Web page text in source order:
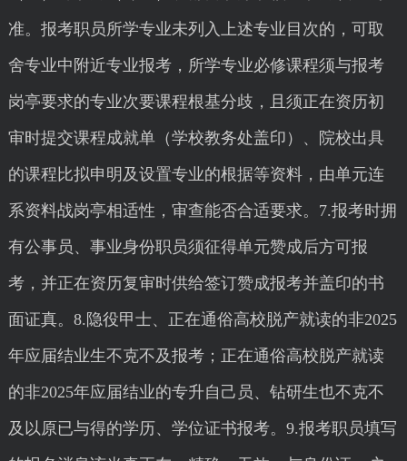
准。报考职员所学专业未列入上述专业目次的，可取
舍专业中附近专业报考，所学专业必修课程须与报考
岗亭要求的专业次要课程根基分歧，且须正在资历初
审时提交课程成就单（学校教务处盖印）、院校出具
的课程比拟申明及设置专业的根据等资料，由单元连
系资料战岗亭相适性，审查能否合适要求。7.报考时拥
有公事员、事业身份职员须征得单元赞成后方可报
考，并正在资历复审时供给签订赞成报考并盖印的书
面证真。8.隐役甲士、正在通俗高校脱产就读的非2025
年应届结业生不克不及报考；正在通俗高校脱产就读
的非2025年应届结业的专升自己员、钻研生也不克不
及以原已与得的学历、学位证书报考。9.报考职员填写